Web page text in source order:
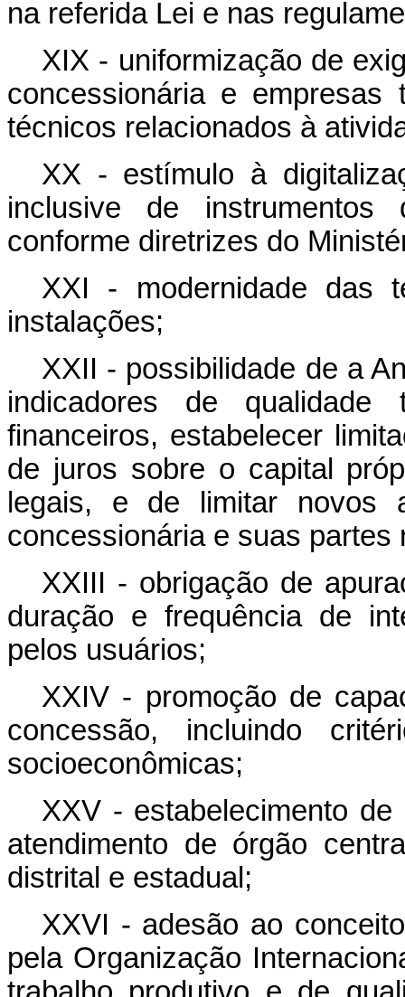
na referida Lei e nas
XIX - uniformização de
concessionária e empresas
técnicos relacionados à
XX - estímulo à
inclusive de
conforme diretrizes do
XXI - modernidade das
instalações;
XXII - possibilidade de a
indicadores de qualidade
financeiros, estabelecer
de juros sobre o capital
legais, e de limitar novos
concessionária e suas partes
XXIII - obrigação de
duração e frequência de
pelos usuários;
XXIV - promoção de
concessão, incluindo
socioeconômicas;
XXV - estabelecimento
atendimento de órgão
distrital e estadual;
XXVI - adesão ao
pela Organização